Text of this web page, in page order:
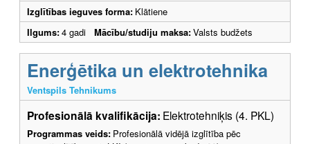
Izglītības ieguves forma: Klātiene
Ilgums:4 gadi Mācību/studiju maksa:Valsts budžets
Enerģētika un elektrotehnika
Ventspils Tehnikums
Profesionālā kvalifikācija: Elektrotehniķis (4. PKL)
Programmas veids: Profesionālā vidējā izglītība pēc